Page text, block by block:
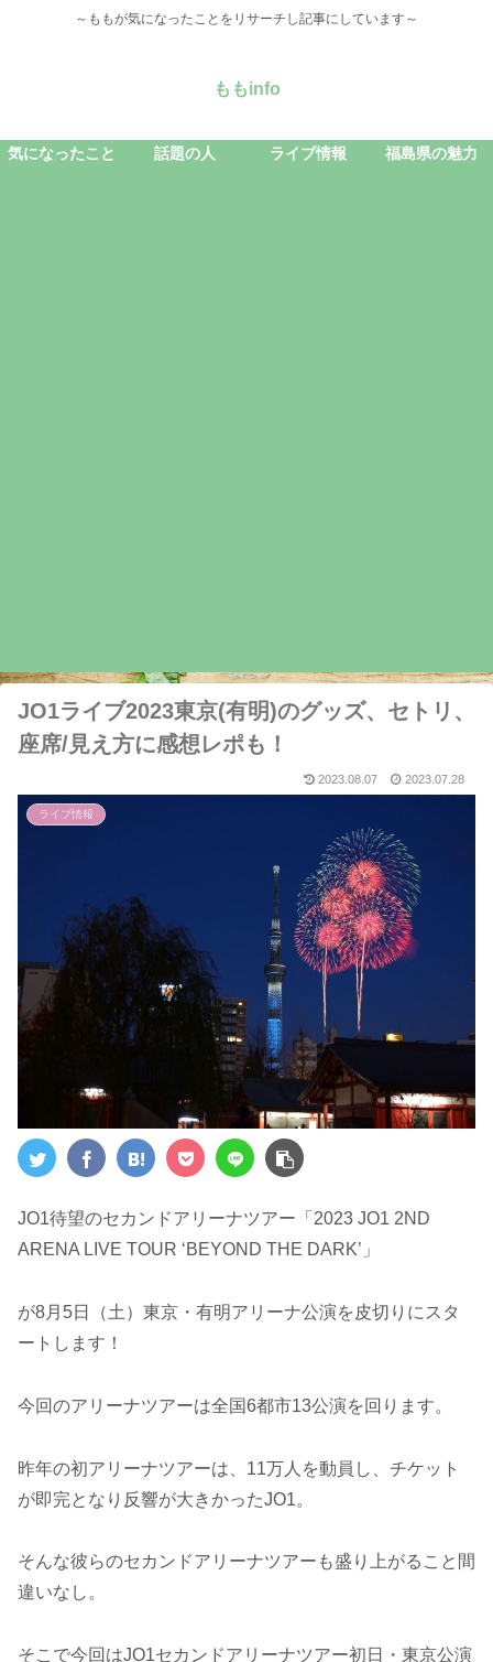
～ももが気になったことをリサーチし記事にしています～
ももinfo
気になったこと 話題の人 ライブ情報 福島県の魅力
JO1ライブ2023東京(有明)のグッズ、セトリ、
座席/見え方に感想レポも！
2023.08.07 2023.07.28
ライブ情報
JO1待望のセカンドアリーナツアー「2023 JO1 2ND
ARENA LIVE TOUR ‘BEYOND THE DARK’」
が8月5日（土）東京・有明アリーナ公演を皮切りにスタ
ートします！
今回のアリーナツアーは全国6都市13公演を回ります。
昨年の初アリーナツアーは、11万人を動員し、チケット
が即完となり反響が大きかったJO1。
そんな彼らのセカンドアリーナツアーも盛り上がること間
違いなし。
そこで今回はJO1セカンドアリーナツアー初日・東京公演